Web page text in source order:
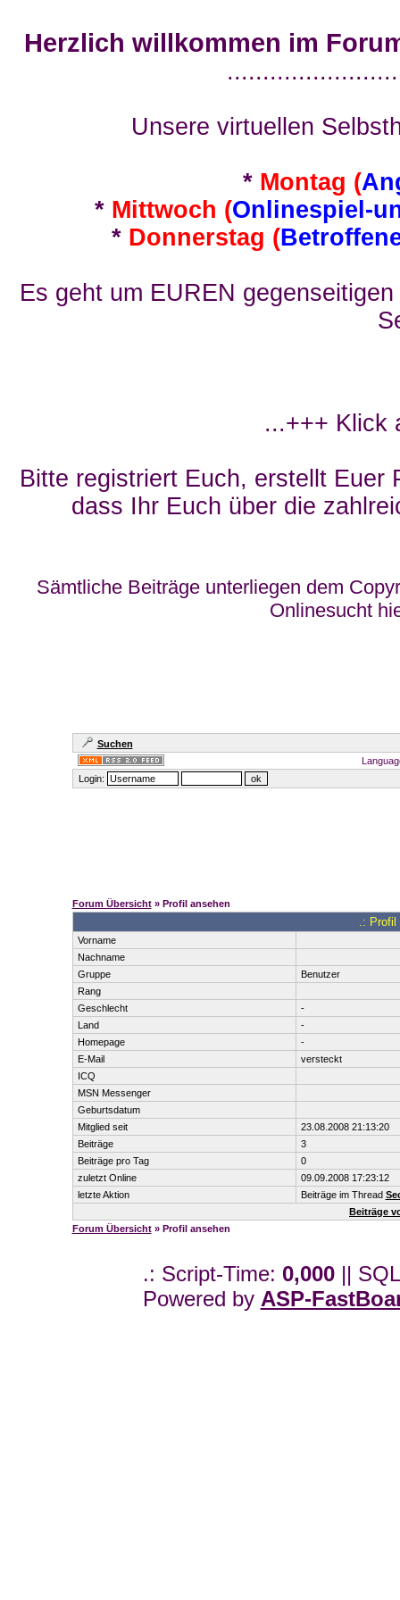
Herzlich willkommen im
Unsere virtuellen
* Montag (
* Mittwoch (Onlinespiel-
* Donnerstag (
Es geht um EUREN
...+++ Klick
Bitte registriert Euch, erstellt Euer
dass Ihr Euch über die
Sämtliche Beiträge unterliegen dem
Onlinesucht
Suchen
Login:
Forum Übersicht» Profil ansehen
.: Profil
Vorname
Nachname
Gruppe
Benutzer
Rang
Geschlecht
-
Land
-
Homepage
-
E-Mail
versteckt
ICQ
MSN Messenger
Geburtsdatum
Mitglied seit
23.08.2008 21:13:20
Beiträge
3
Beiträge pro Tag
0
zuletzt Online
09.09.2008 17:23:12
letzte Aktion
Beiträge im Thread
Beiträge
Forum Übersicht» Profil ansehen
.: Script-Time: 0,000||
Powered by ASP-